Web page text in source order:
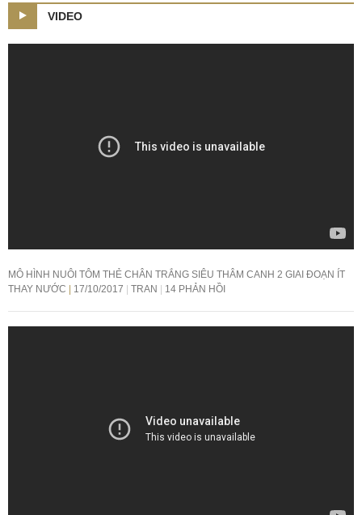
VIDEO
MÔ HÌNH NUÔI TÔM THẺ CHÂN TRẮNG SIÊU THÂM CANH 2 GIAI ĐOẠN ÍT
THAY NƯỚC
17/10/2017 TRAN 14 PHẢN HỒI